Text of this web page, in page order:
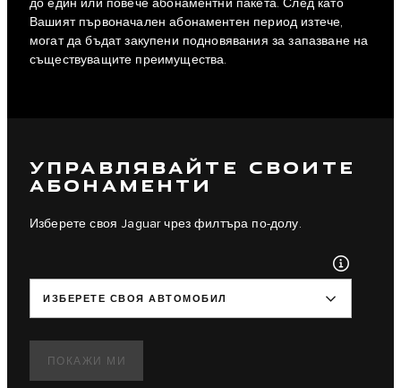
до един или повече абонаментни пакета. След като
Вашият първоначален абонаментен период изтече,
могат да бъдат закупени подновявания за запазване на
съществуващите преимущества.
УПРАВЛЯВАЙТЕ СВОИТЕ
АБОНАМЕНТИ
Изберете своя Jaguar чрез филтъра по-долу.
ИЗБЕРЕТЕ СВОЯ АВТОМОБИЛ
ПОКАЖИ МИ